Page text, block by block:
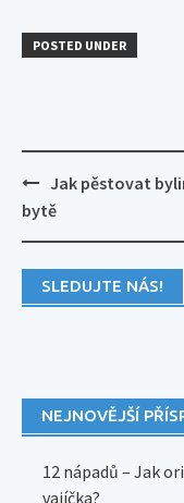
POSTED UNDER
Post
navigation
Jak pěstovat
bytě
SLEDUJTE NÁS!
NEJNOVĚJŠÍ
12 nápadů – Jak
vajíčka?